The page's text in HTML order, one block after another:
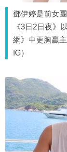
鄧伊婷是前女
《3日2日夜》
網》中更胸贏
IG）